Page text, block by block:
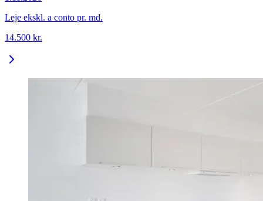
Leje ekskl. a conto pr. md.
14.500 kr.